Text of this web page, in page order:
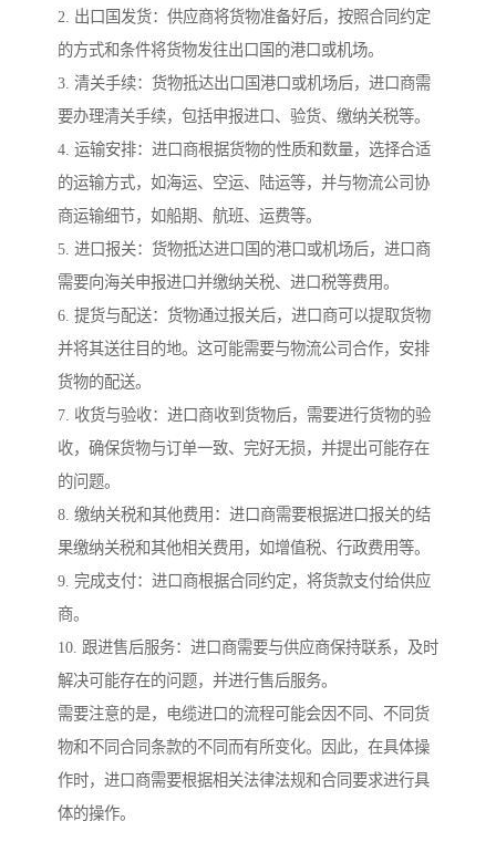
2. 出口国发货：供应商将货物准备好后，按照合同约定
的方式和条件将货物发往出口国的港口或机场。
3. 清关手续：货物抵达出口国港口或机场后，进口商需
要办理清关手续，包括申报进口、验货、缴纳关税等。
4. 运输安排：进口商根据货物的性质和数量，选择合适
的运输方式，如海运、空运、陆运等，并与物流公司协
商运输细节，如船期、航班、运费等。
5. 进口报关：货物抵达进口国的港口或机场后，进口商
需要向海关申报进口并缴纳关税、进口税等费用。
6. 提货与配送：货物通过报关后，进口商可以提取货物
并将其送往目的地。这可能需要与物流公司合作，安排
货物的配送。
7. 收货与验收：进口商收到货物后，需要进行货物的验
收，确保货物与订单一致、完好无损，并提出可能存在
的问题。
8. 缴纳关税和其他费用：进口商需要根据进口报关的结
果缴纳关税和其他相关费用，如增值税、行政费用等。
9. 完成支付：进口商根据合同约定，将货款支付给供应
商。
10. 跟进售后服务：进口商需要与供应商保持联系，及时
解决可能存在的问题，并进行售后服务。
需要注意的是，电缆进口的流程可能会因不同、不同货
物和不同合同条款的不同而有所变化。因此，在具体操
作时，进口商需要根据相关法律法规和合同要求进行具
体的操作。